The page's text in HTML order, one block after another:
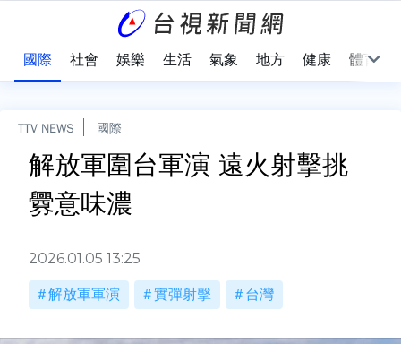
國際 社會 娛樂 生活 氣象 地方 健康 體育
TTV NEWS 國際
解放軍圍台軍演 遠火射擊挑
釁意味濃
2026.01.05 13:25
解放軍軍演 實彈射擊 台灣